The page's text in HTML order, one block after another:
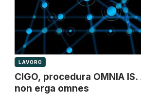
LAVORO
CIGO, procedura OMNIA
non erga omnes